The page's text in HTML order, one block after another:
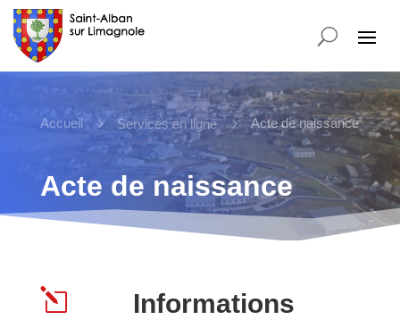
Accueil 5 Services en ligne 5 Acte de naissance
Acte de naissance
l
Informations